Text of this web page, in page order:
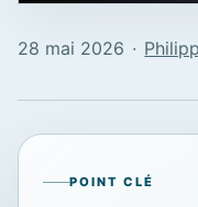
28 mai 2026 ∙
POINT CLÉ